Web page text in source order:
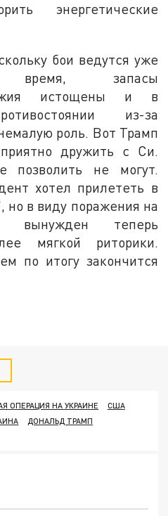
энергетические
бои ведутся уже
время, запасы
истощены и в
из-за
роль. Вот Трамп
дружить с Си.
не могут.
хотел прилететь в
но в виду поражения на
вынужден теперь
мягкой риторики.
по итогу закончится
ОПЕРАЦИЯ НА УКРАИНЕ
США
ДОНАЛЬД ТРАМП